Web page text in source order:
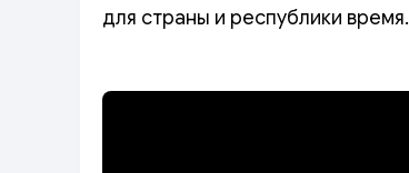
для страны и республики время.